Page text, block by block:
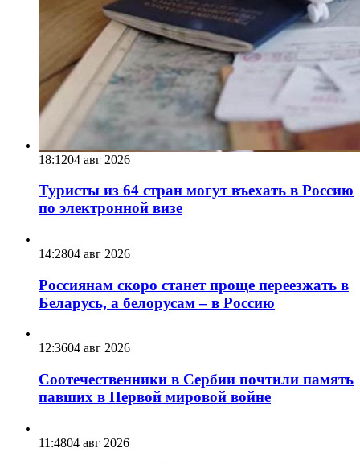
18:1204 авг 2026
Туристы из 64 стран могут въехать в Россию
по электронной визе
14:2804 авг 2026
Россиянам скоро станет проще переезжать в
Беларусь, а белорусам – в Россию
12:3604 авг 2026
Соотечественники в Сербии почтили память
павших в Первой мировой войне
11:4804 авг 2026